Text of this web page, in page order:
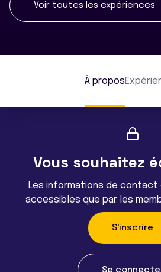
Voir toutes les expériences
À propos
Vous souhaitez
Les informations de contact
accessibles que par les
S'inscrire